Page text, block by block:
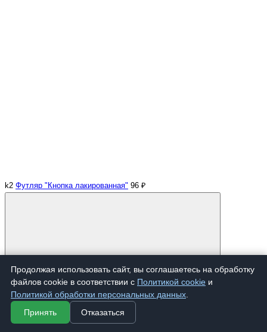
k2 Футляр "Кнопка лакированная" 96 ₽
Купить
Продолжая использовать сайт, вы соглашаетесь на обработку
файлов cookie в соответствии с Политикой cookie и
Политикой обработки персональных данных
Принять
Отказаться